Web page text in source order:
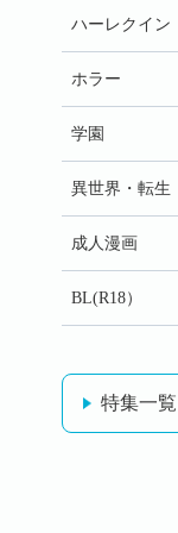
ハーレクイン
ホラー
学園
異世界・転生
成人漫画
BL(R18）
特集一覧